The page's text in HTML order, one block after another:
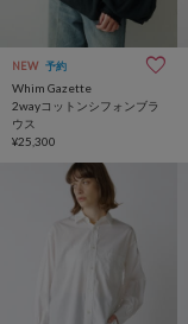
NEW 予約
Whim Gazette
2wayコットンシフォンブラ
ウス
¥25,300